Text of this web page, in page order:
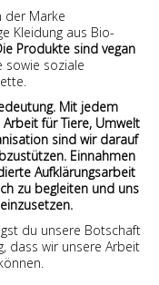
der Marke
Kleidung aus Bio-
Produkte sind vegan
sowie soziale
Mit jedem
für Tiere, Umwelt
sind wir darauf
Einnahmen
Aufklärungsarbeit
zu begleiten und uns
du unsere Botschaft
dass wir unsere Arbeit